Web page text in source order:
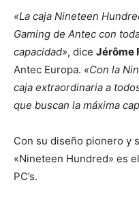
«La caja Nineteen
Gaming de Antec con
capacidad», dice Jérôme
Antec Europa. «Con la
caja extraordinaria a
que buscan la máxima
Con su diseño pionero y
«Nineteen Hundred» es
PC’s.